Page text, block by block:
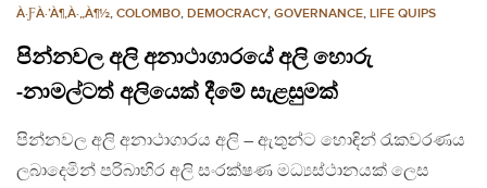
À·ƑÀ·’À¶‚À·„À¶½, COLOMBO, DEMOCRACY, GOVERNANCE, LIFE QUIPS
පින්නවල අලි අනාථාගාරයේ අලි හොරු
-නාමල්ටත් අලියෙක් දීමේ සැළසුමක්
පින්නවල අලි අනාථාගාරය අලි – ඇතුන්ට හොඳින් රැකවරණය
ලබාදෙමින් පරිබාහිර අලි සංරක්ෂණ මධ්‍යස්ථානයක් ලෙස